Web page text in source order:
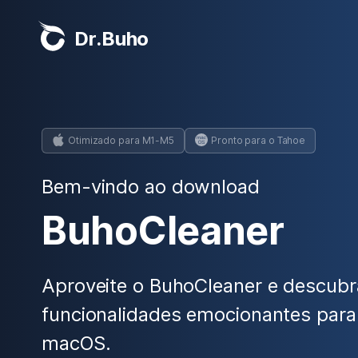
Dr.Buho
Otimizado para M1-M5 Pronto para o Tahoe
Bem-vindo ao download
BuhoCleaner
Aproveite o BuhoCleaner e
funcionalidades emocionantes
macOS.